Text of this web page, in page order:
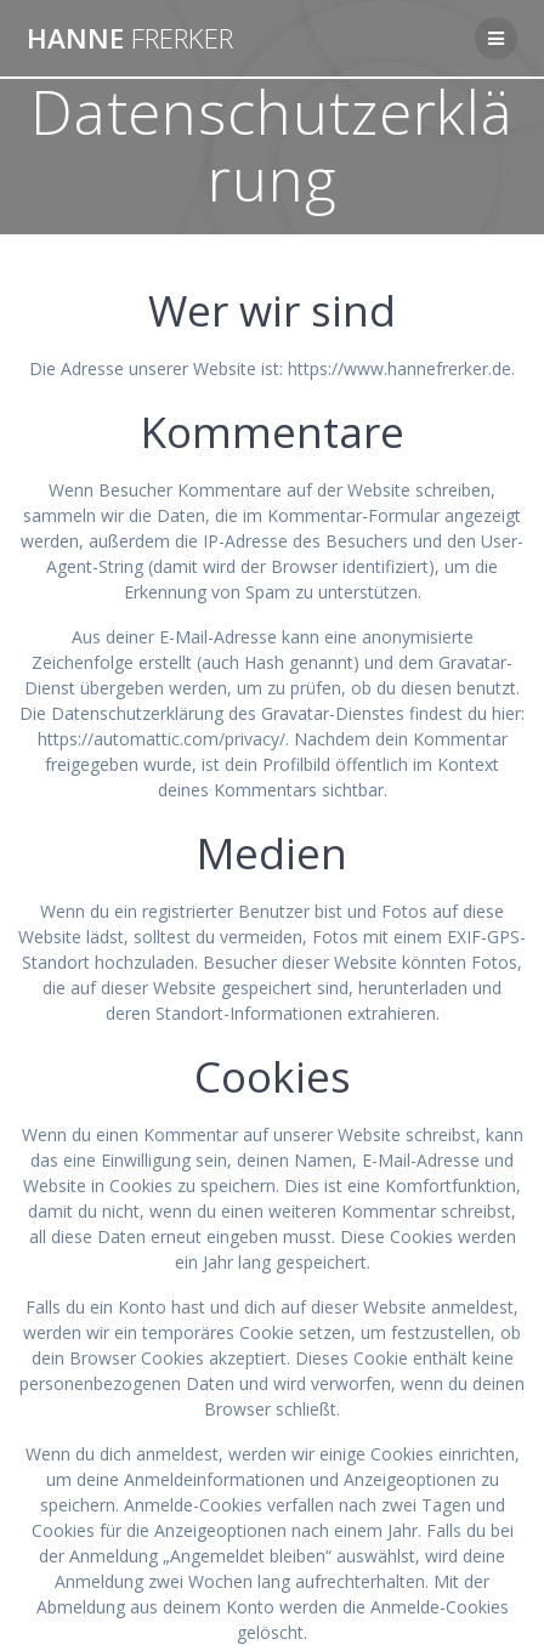
HANNE FRERKER
Datenschutzerklä
rung
Wer wir sind
Die Adresse unserer Website ist: https://www.hannefrerker.de.
Kommentare
Wenn Besucher Kommentare auf der Website schreiben,
sammeln wir die Daten, die im Kommentar-Formular angezeigt
werden, außerdem die IP-Adresse des Besuchers und den User-
Agent-String (damit wird der Browser identifiziert), um die
Erkennung von Spam zu unterstützen.
Aus deiner E-Mail-Adresse kann eine anonymisierte
Zeichenfolge erstellt (auch Hash genannt) und dem Gravatar-
Dienst übergeben werden, um zu prüfen, ob du diesen benutzt.
Die Datenschutzerklärung des Gravatar-Dienstes findest du hier:
https://automattic.com/privacy/. Nachdem dein Kommentar
freigegeben wurde, ist dein Profilbild öffentlich im Kontext
deines Kommentars sichtbar.
Medien
Wenn du ein registrierter Benutzer bist und Fotos auf diese
Website lädst, solltest du vermeiden, Fotos mit einem EXIF-GPS-
Standort hochzuladen. Besucher dieser Website könnten Fotos,
die auf dieser Website gespeichert sind, herunterladen und
deren Standort-Informationen extrahieren.
Cookies
Wenn du einen Kommentar auf unserer Website schreibst, kann
das eine Einwilligung sein, deinen Namen, E-Mail-Adresse und
Website in Cookies zu speichern. Dies ist eine Komfortfunktion,
damit du nicht, wenn du einen weiteren Kommentar schreibst,
all diese Daten erneut eingeben musst. Diese Cookies werden
ein Jahr lang gespeichert.
Falls du ein Konto hast und dich auf dieser Website anmeldest,
werden wir ein temporäres Cookie setzen, um festzustellen, ob
dein Browser Cookies akzeptiert. Dieses Cookie enthält keine
personenbezogenen Daten und wird verworfen, wenn du deinen
Browser schließt.
Wenn du dich anmeldest, werden wir einige Cookies einrichten,
um deine Anmeldeinformationen und Anzeigeoptionen zu
speichern. Anmelde-Cookies verfallen nach zwei Tagen und
Cookies für die Anzeigeoptionen nach einem Jahr. Falls du bei
der Anmeldung „Angemeldet bleiben“ auswählst, wird deine
Anmeldung zwei Wochen lang aufrechterhalten. Mit der
Abmeldung aus deinem Konto werden die Anmelde-Cookies
gelöscht.